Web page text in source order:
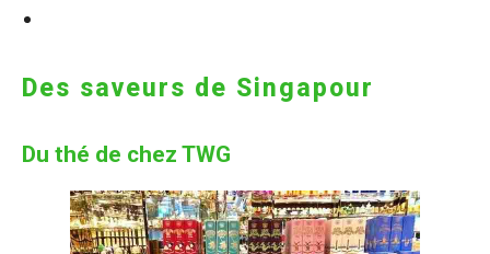
Des saveurs de Singapour
Du thé de chez TWG